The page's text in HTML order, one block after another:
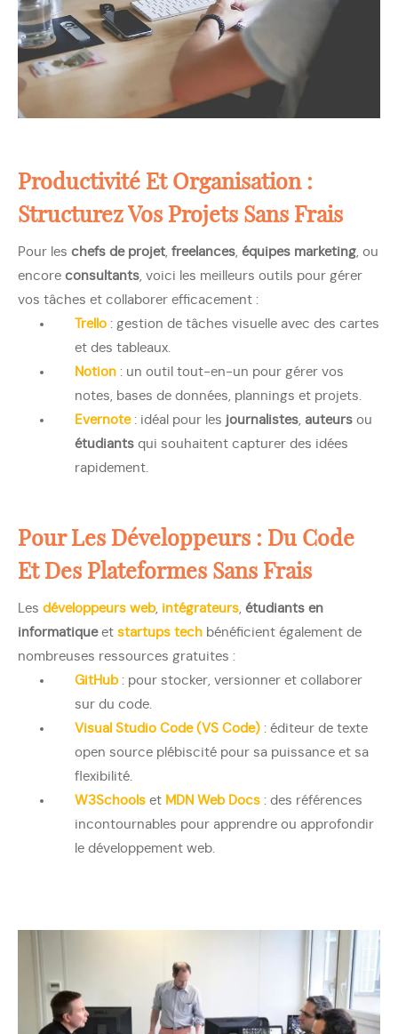
Productivité Et Organisation :
Structurez Vos Projets Sans Frais
Pour les chefs de projet, freelances, équipes marketing, ou
encore consultants, voici les meilleurs outils pour gérer
vos tâches et collaborer efficacement :
Trello : gestion de tâches visuelle avec des cartes
et des tableaux.
Notion : un outil tout-en-un pour gérer vos
notes, bases de données, plannings et projets.
Evernote: idéal pour les journalistes, auteurs ou
étudiants qui souhaitent capturer des idées
rapidement.
Pour Les Développeurs : Du Code
Et Des Plateformes Sans Frais
Les développeurs web, intégrateurs, étudiants en
informatiqueet startups tech bénéficient également de
nombreuses ressources gratuites :
GitHub: pour stocker, versionner et collaborer
sur du code.
Visual Studio Code (VS Code) : éditeur de texte
open source plébiscité pour sa puissance et sa
flexibilité.
W3Schools et MDN Web Docs : des références
incontournables pour apprendre ou approfondir
le développement web.